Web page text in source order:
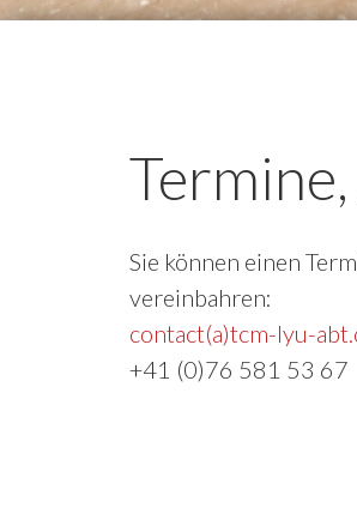
Sie können einen
vereinbahren:
contact(a)tcm-lyu-
+41 (0)76 581 53 67